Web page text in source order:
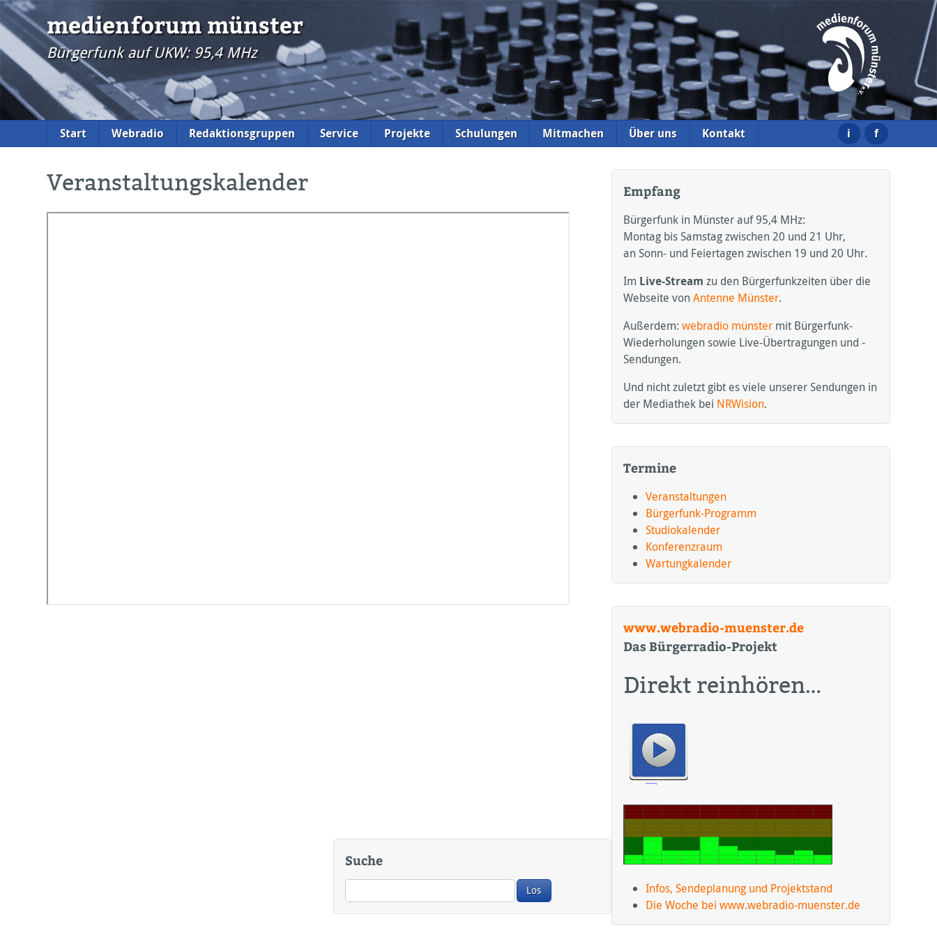
medienforum münster
Bürgerfunk auf UKW: 95,4 MHz
Start Webradio Redaktionsgruppen Service Projekte Schulungen Mitmachen Über uns Kontakt f
i
Veranstaltungskalender Empfang
Bürgerfunk in Münster auf 95,4 MHz:
Montag bis Samstag zwischen 20 und 21 Uhr,
an Sonn- und Feiertagen zwischen 19 und 20 Uhr.
Im Live-Stream zu den Bürgerfunkzeiten über die
Webseite vonAntenne Münster.
Außerdem:webradio münster mit Bürgerfunk-
Wiederholungen sowie Live-Übertragungen und -
Sendungen.
Und nicht zuletzt gibt es viele unserer Sendungen in
der Mediathek bei NRWision.
Termine
Veranstaltungen
Bürgerfunk-Programm
Studiokalender
Konferenzraum
Wartungkalender
www.webradio-muenster.de
Das Bürgerradio-Projekt
Direkt reinhören…
Infos, Sendeplanung und Projektstand
Die Woche bei www.webradio-muenster.de
Suche